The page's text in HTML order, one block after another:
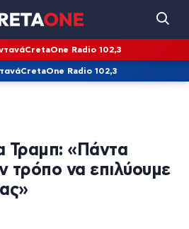
CretaOne Radio 102,3
CretaOne Radio 102,3
Τραμπ: «Πάντα
τρόπο να επιλύουμε